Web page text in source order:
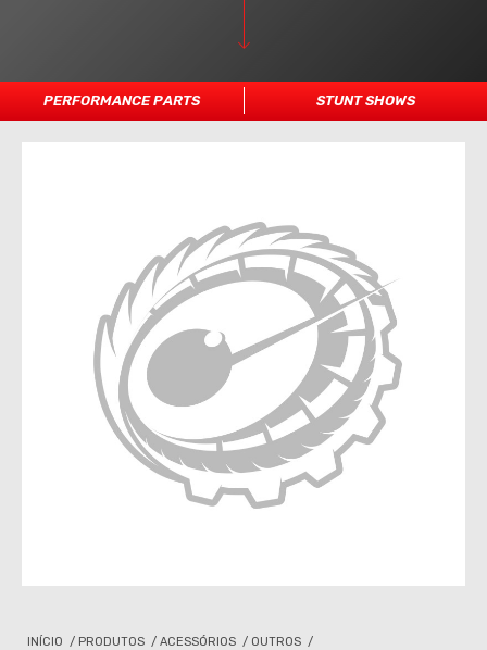
PERFORMANCE PARTS STUNT SHOWS
INÍCIO / PRODUTOS / ACESSÓRIOS / OUTROS /